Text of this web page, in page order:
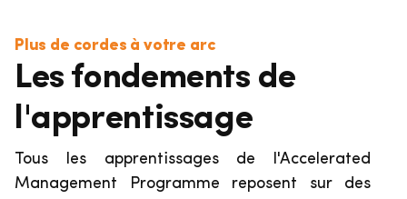
Plus de cordes à votre arc
Les fondements de
l'apprentissage
Tous les apprentissages de l'Accelerated
Management Programme reposent sur des